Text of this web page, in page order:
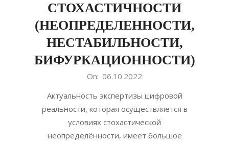
СТОХАСТИЧНОСТИ
(НЕОПРЕДЕЛЕННОСТИ,
НЕСТАБИЛЬНОСТИ,
БИФУРКАЦИОННОСТИ)
On: 06.10.2022
Актуальность экспертизы цифровой
реальности, которая осуществляется в
условиях стохастической
неопределённости, имеет большое